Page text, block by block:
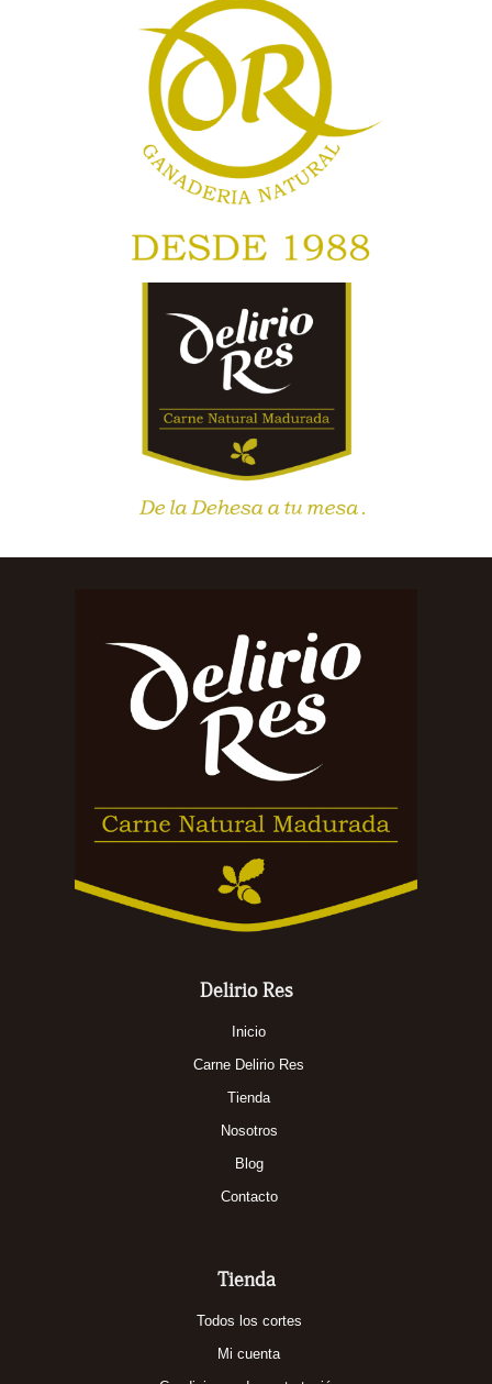
Delirio Res
Inicio
Carne Delirio Res
Tienda
Nosotros
Blog
Contacto
Tienda
Todos los cortes
Mi cuenta